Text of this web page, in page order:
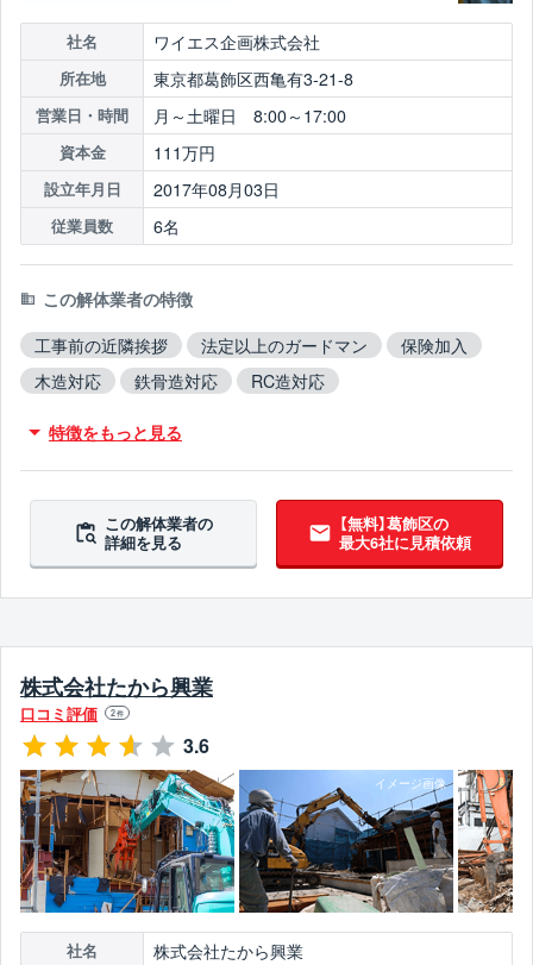
社名 ワイエス企画株式会社
所在地 東京都葛飾区西亀有3-21-8
営業日・時間 月～土曜日 8:00～17:00
資本金 111万円
設立年月日 2017年08月03日
従業員数 6名
この解体業者の特徴
工事前の近隣挨拶
法定以上のガードマン
保険加入
木造対応
鉄骨造対応
RC造対応
特徴をもっと見る
この解体業者の
詳細を見る
【無料】葛飾区の
最大6社に見積依頼
株式会社たから興業
口コミ評価 2件
3.6
社名 株式会社たから興業